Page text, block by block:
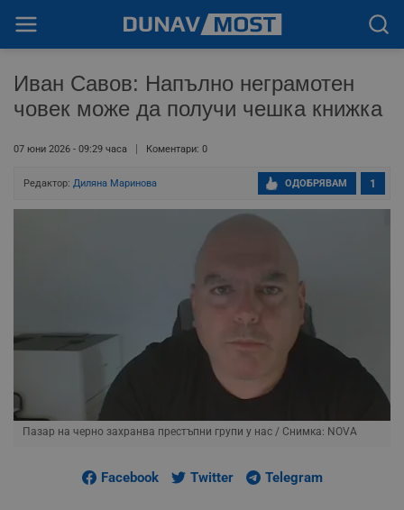
Иван Савов: Напълно неграмотен
човек може да получи чешка книжка
07 юни 2026 - 09:29 часа Коментари: 0
Редактор: Диляна Маринова 1
ОДОБРЯВАМ
Пазар на черно захранва престъпни групи у нас / Снимка: NOVA
Facebook Twitter Telegram